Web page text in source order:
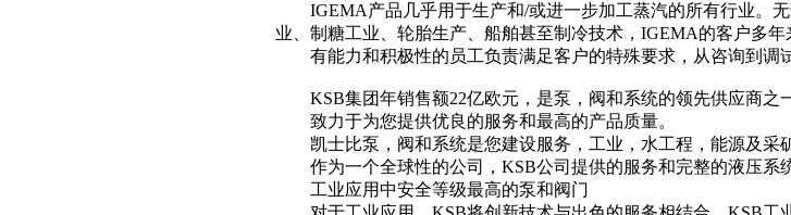
IGEMA产品几乎用于生产和/或进一步加工蒸汽的所有行业。无
业、制糖工业、轮胎生产、船舶甚至制冷技术，IGEMA的客户多
有能力和积极性的员工负责满足客户的特殊要求，从咨询到调
KSB集团年销售额22亿欧元，是泵，阀和系统的领先供应商之一
致力于为您提供优良的服务和最高的产品质量。
凯士比泵，阀和系统是您建设服务，工业，水工程，能源及采矿
作为一个全球性的公司，KSB公司提供的服务和完整的液压系统
工业应用中安全等级最高的泵和阀门